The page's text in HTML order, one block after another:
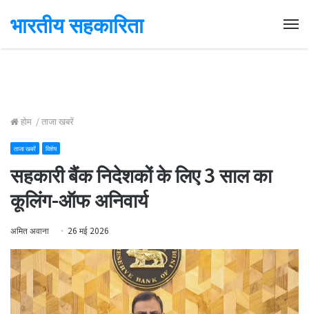
भारतीय सहकारिता
होम /ताजा खबरें
ताजा खबरें विशेष
सहकारी बैंक निदेशकों के लिए 3 साल का
कूलिंग-ऑफ अनिवार्य
अमित अवाना 26 मई 2026